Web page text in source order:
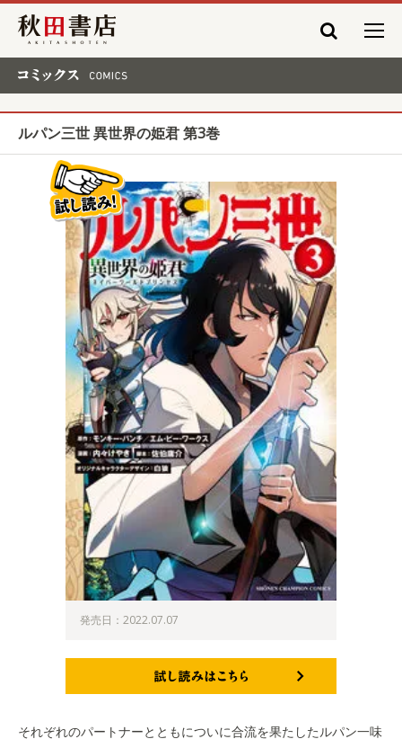
秋田書店
ルパン三世 異世界の姫君 第3巻
発売日：2022.07.07
それぞれのパートナーとともについに合流を果たしたルパン一味